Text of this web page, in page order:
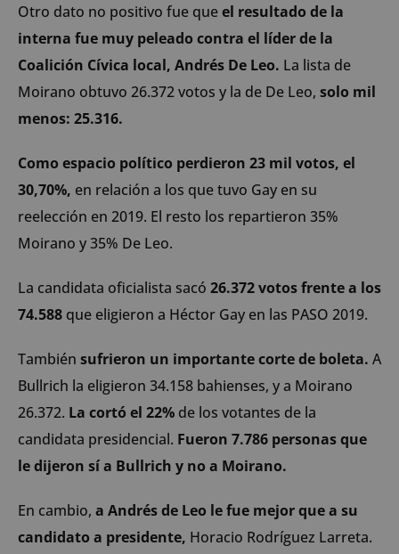
Otro dato no positivo fue queel resultado de la
interna fue muy peleado contra el líder de la
Coalición Cívica local, Andrés De Leo. La lista de
Moirano obtuvo 26.372 votos y la de De Leo, solo mil
menos: 25.316.
Como espacio político perdieron 23 mil votos, el
30,70%, en relación a los que tuvo Gay en su
reelección en 2019. El resto los repartieron 35%
Moirano y 35% De Leo.
La candidata oficialista sacó 26.372 votos frente a los
74.588 que eligieron a Héctor Gay en las PASO 2019.
También sufrieron un importante corte de boleta. A
Bullrich la eligieron 34.158 bahienses, y a Moirano
26.372. La cortó el 22% de los votantes de la
candidata presidencial. Fueron 7.786 personas que
le dijeron sí a Bullrich y no a Moirano.
En cambio, a Andrés de Leo le fue mejor que a su
candidato a presidente, Horacio Rodríguez Larreta.